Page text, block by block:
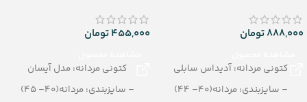
888,000تومان
کتونی مردانه: آدیداس سابلی
– سایزبندی: مردانه(40– 44)
455,000تومان
کتونی مردانه: مدل آیسان
– سایزبندی: مردانه(40– 45)